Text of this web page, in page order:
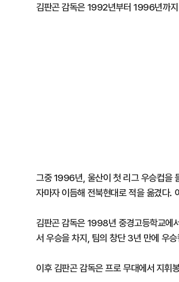
김판곤 감독은 1992년부터 1996년까
그중 1996년, 울산이 첫 리그 우승컵을
자마자 이듬해 전북현대로 적을 옮겼다.
김판곤 감독은 1998년 중경고등학교에
서 우승을 차지, 팀의 창단 3년 만에 우
이후 김판곤 감독은 프로 무대에서 지휘